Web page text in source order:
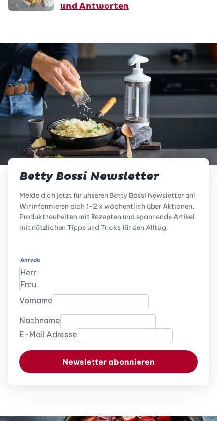
und Antworten
Betty Bossi Newsletter
Melde dich jetzt für unseren Betty Bossi Newsletter an!
Wir informieren dich 1-2 x wöchentlich über Aktionen,
Produktneuheiten mit Rezepten und spannende Artikel
mit nützlichen Tipps und Tricks für den Alltag.
Anrede
Herr
Frau
Vorname
Nachname
E-Mail Adresse
Newsletter abonnieren